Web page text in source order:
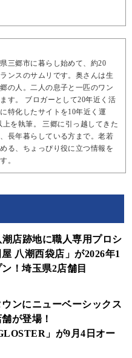
三郷市に暮らし始めて、約20
ンスのサムリです。奥さんは生
の人。二人の息子と一匹のワン
す。 ブロガーとして20年近く活
特化したサイトを10年近く運
上を執筆。 三郷に引っ越してきた
長年暮らしている方まで。老若
る、ちょっぴり役に立つ情報を
。
店跡地に職人専用プロシ
八潮西袋店」が2026年1
！埼玉県2店舗目
ンにニューベーシックス
が登場！
」が9月4日オー